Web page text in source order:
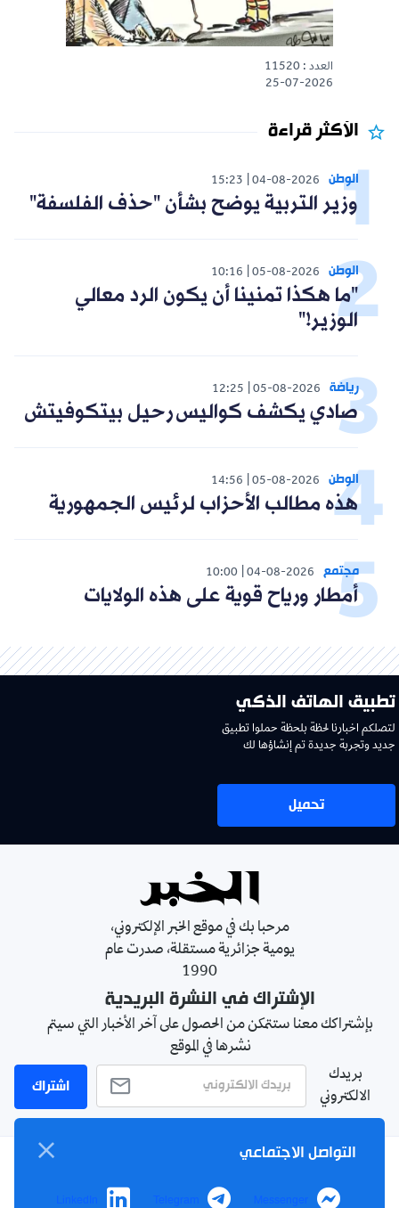
العدد : 11520
25-07-2026
الأكثر قراءة
الوطن 04-08-2026
15:23
وزير التربية يوضح بشأن "حذف الفلسفة"
الوطن 05-08-2026
10:16
"ما هكذا تمنينا أن يكون الرد معالي
الوزير!"
رياضة 05-08-2026
12:25
صادي يكشف كواليس رحيل بيتكوفيتش
الوطن 05-08-2026
14:56
هذه مطالب الأحزاب لرئيس الجمهورية
مجتمع 04-08-2026
10:00
أمطار ورياح قوية على هذه الولايات
تطبيق الهاتف الذكي
لتصلكم اخبارنا لحظة بلحظة حملوا تطبيق
جديد وتجربة جديدة تم إنشاؤها لك
تحميل
مرحبا بك في موقع الخبر الإلكتروني،
يومية جزائرية مستقلة، صدرت عام
1990
الإشتراك في النشرة البريدية
بإشتراكك معنا ستتمكن من الحصول على آخر الأخبار التي سيتم
نشرها في الموقع
بريدك
الالكتروني
اشتراك
الأحكام والشروط
التواصل الاجتماعي
Messenger
Telegram
LinkedIn